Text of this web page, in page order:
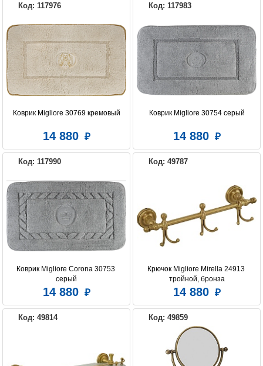
Код: 117976
Коврик Migliore 30769 кремовый
14 880
Код: 117983
Коврик Migliore 30754 серый
14 880
Код: 117990
Коврик Migliore Corona 30753
серый
14 880
Код: 49787
Крючок Migliore Mirella 24913
тройной, бронза
14 880
Код: 49814 Код: 49859